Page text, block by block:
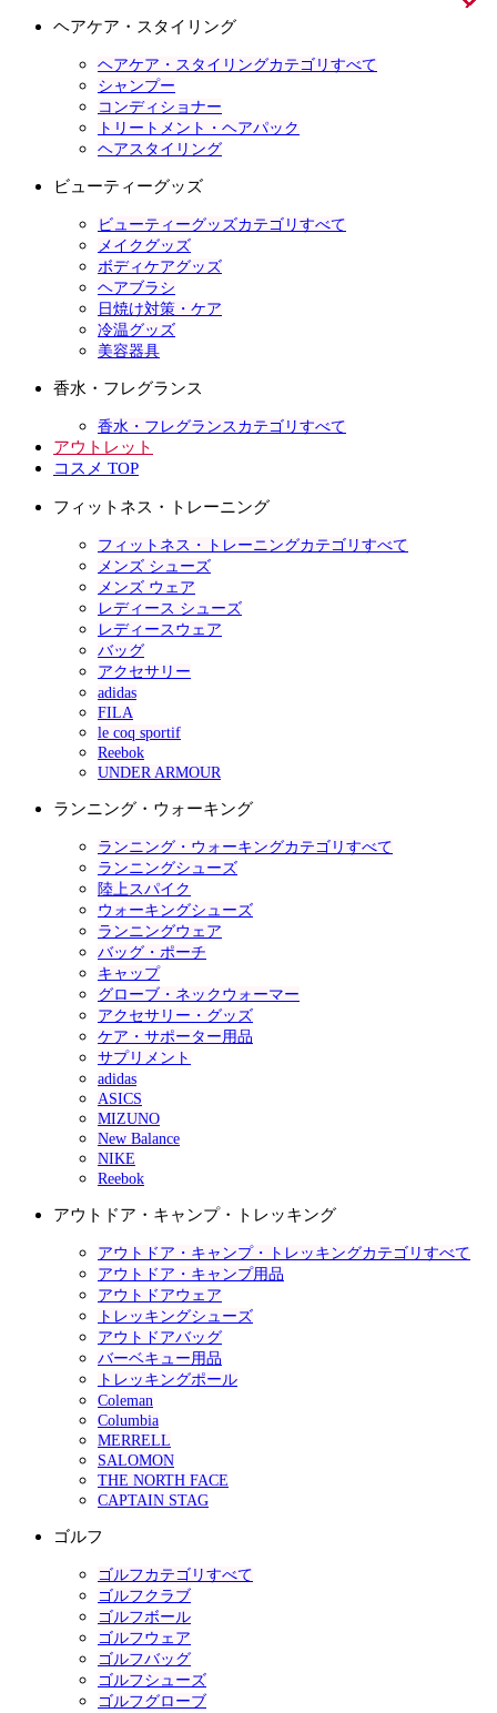
ヘアケア・スタイリング
ヘアケア・スタイリングカテゴリすべて
シャンプー
コンディショナー
トリートメント・ヘアパック
ヘアスタイリング
ビューティーグッズ
ビューティーグッズカテゴリすべて
メイクグッズ
ボディケアグッズ
ヘアブラシ
日焼け対策・ケア
冷温グッズ
美容器具
香水・フレグランス
香水・フレグランスカテゴリすべて
アウトレット
コスメ TOP
フィットネス・トレーニング
フィットネス・トレーニングカテゴリすべて
メンズ シューズ
メンズ ウェア
レディース シューズ
レディースウェア
バッグ
アクセサリー
adidas
FILA
le coq sportif
Reebok
UNDER ARMOUR
ランニング・ウォーキング
ランニング・ウォーキングカテゴリすべて
ランニングシューズ
陸上スパイク
ウォーキングシューズ
ランニングウェア
バッグ・ポーチ
キャップ
グローブ・ネックウォーマー
アクセサリー・グッズ
ケア・サポーター用品
サプリメント
adidas
ASICS
MIZUNO
New Balance
NIKE
Reebok
アウトドア・キャンプ・トレッキング
アウトドア・キャンプ・トレッキングカテゴリすべて
アウトドア・キャンプ用品
アウトドアウェア
トレッキングシューズ
アウトドアバッグ
バーベキュー用品
トレッキングポール
Coleman
Columbia
MERRELL
SALOMON
THE NORTH FACE
CAPTAIN STAG
ゴルフ
ゴルフカテゴリすべて
ゴルフクラブ
ゴルフボール
ゴルフウェア
ゴルフバッグ
ゴルフシューズ
ゴルフグローブ